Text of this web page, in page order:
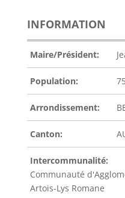
INFORMATION
Maire/Président:
Population:
Arrondissement:
Canton:
Intercommunalité:
Communauté
Artois-Lys Romane